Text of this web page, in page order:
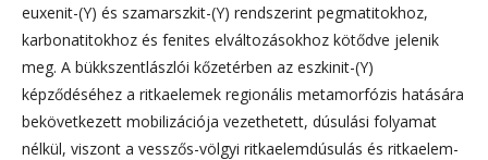
euxenit-(Y) és szamarszkit-(Y) rendszerint pegmatitokhoz,
karbonatitokhoz és fenites elváltozásokhoz kötődve jelenik
meg. A bükkszentlászlói kőzetérben az eszkinit-(Y)
képződéséhez a ritkaelemek regionális meta­morfózis hatására
bekövetkezett mobilizációja vezethetett, dúsulási folyamat
nélkül, viszont a vesszős-völgyi ritkaelemdúsulás és ritkaelem-